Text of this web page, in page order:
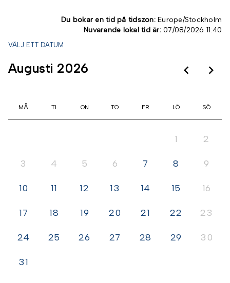
Du bokar en tid på tidszon:Europe/Stockholm
Nuvarande lokal tid är:07/08/2026 11:40
VÄLJ ETT DATUM
Augusti 2026 keyboard_arrow_left keyboard_arrow_right
MÅ TI ON TO FR LÖ SÖ
1 2
3 4 5 6 7 8 9
10 11 12 13 14 15 16
17 18 19 20 21 22 23
24 25 26 27 28 29 30
31